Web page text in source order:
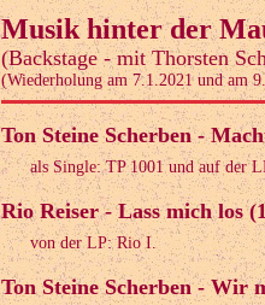
Musik hinter der
(Backstage - mit Thorsten
(Wiederholung am 7.1.2021 und am
Ton Steine Scherben -
als Single: TP 1001 und auf der
Rio Reiser - Lass mich los
von der LP: Rio I.
Ton Steine Scherben - Wir